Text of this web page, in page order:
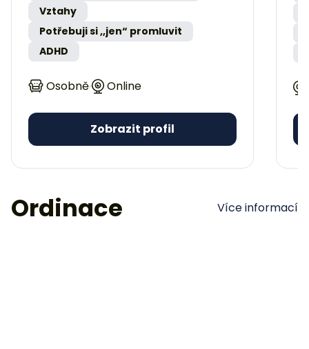
Vztahy
Potřebuji si ,,jen“ promluvit
ADHD
Osobně Online
Zobrazit profil
Ordinace Více informací